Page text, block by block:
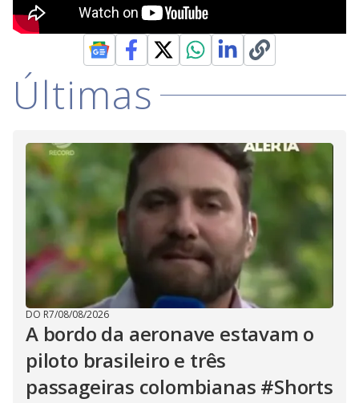
Últimas
DO R7/08/08/2026
A bordo da aeronave estavam o
piloto brasileiro e três
passageiras colombianas #Shorts